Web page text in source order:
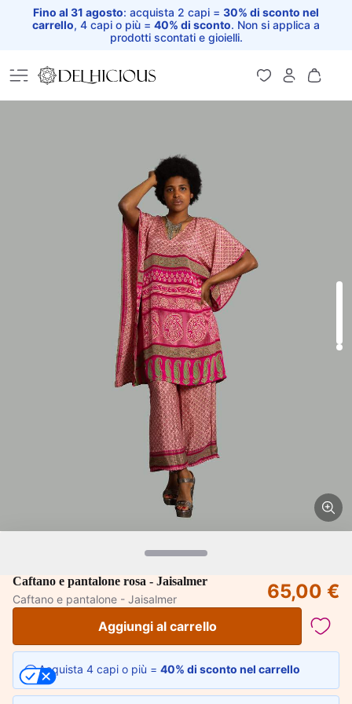
Fino al 31 agosto: acquista 2 capi = 30% di sconto nel
carrello, 4 capi o più = 40% di sconto. Non si applica a
prodotti scontati e gioielli.
Home
Caftano e pantalone rosa - Jaisalmer
Caftano e pantalone - Jaisalmer
65,00 €
Aggiungi al carrello
Acquista 4 capi o più = 40% di sconto nel carrello